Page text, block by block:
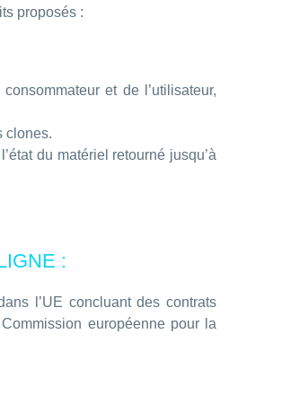
proposés :
et de l’utilisateur,
clones.
du matériel retourné jusqu’à
:
l’UE concluant des contrats
européenne pour la